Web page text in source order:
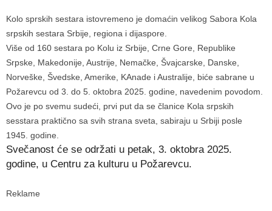
Kolo sprskih sestara istovremeno je domaćin velikog Sabora Kola
srpskih sestara Srbije, regiona i dijaspore.
Više od 160 sestara po Kolu iz Srbije, Crne Gore, Republike
Srpske, Makedonije, Austrije, Nemačke, Švajcarske, Danske,
Norveške, Švedske, Amerike, KAnade i Australije, biće sabrane u
Požarevcu od 3. do 5. oktobra 2025. godine, navedenim povodom.
Ovo je po svemu sudeći, prvi put da se članice Kola srpskih
sesstara praktično sa svih strana sveta, sabiraju u Srbiji posle
1945. godine.
Svečanost će se održati u petak, 3. oktobra 2025.
godine, u Centru za kulturu u Požarevcu.
Reklame